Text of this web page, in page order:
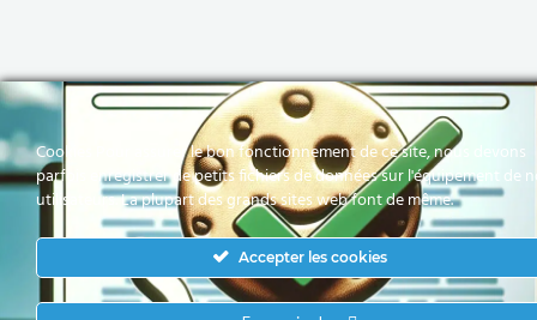
Cookies Pour assurer le bon fonctionnement de ce site, nous devons
parfois enregistrer de petits fichiers de données sur l'équipement de
utilisateurs. La plupart des grands sites web font de même.
Accepter les cookies